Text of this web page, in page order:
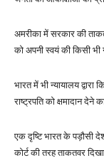
अमरीका में सरकार की ताकत
को अपनी स्वयं की किसी भी
भारत में भी न्यायालय
राष्ट्रपति को क्षमादान देने
एक दृष्टि भारत के पड़ौसी
कोर्ट की तरह ताकतवर